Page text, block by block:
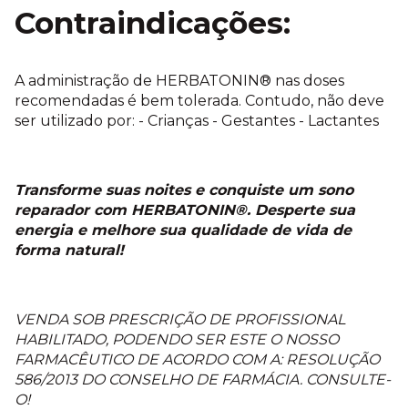
Contraindicações:
A administração de HERBATONIN® nas doses
recomendadas é bem tolerada. Contudo, não deve
ser utilizado por: - Crianças - Gestantes - Lactantes
Transforme suas noites e conquiste um sono
reparador com HERBATONIN®. Desperte sua
energia e melhore sua qualidade de vida de
forma natural!
VENDA SOB PRESCRIÇÃO DE PROFISSIONAL
HABILITADO, PODENDO SER ESTE O NOSSO
FARMACÊUTICO DE ACORDO COM A: RESOLUÇÃO
586/2013 DO CONSELHO DE FARMÁCIA. CONSULTE-
O!